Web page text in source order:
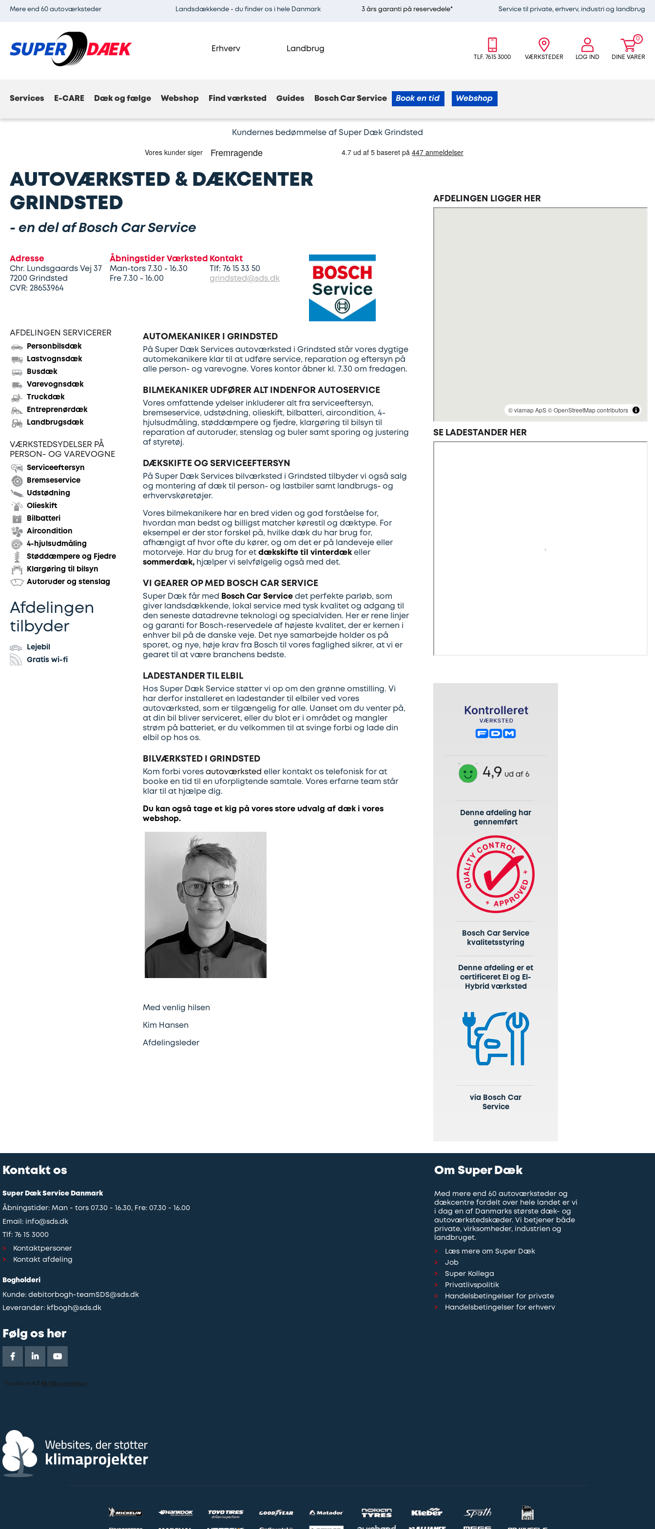
Mere end 60 autoværksteder Landsdækkende - du finder os i hele Danmark 3 års garanti på reservedele* Service til private, erhverv, industri og landbrug
TLF. 7615 3000 VÆRKSTEDER LOG IND
0
DINE VARER
Erhverv Landbrug
Services E-CARE Dæk og fælge Webshop Find værksted Guides Bosch Car Service Book en tid Webshop
Kundernes bedømmelse af Super Dæk Grindsted
AUTOVÆRKSTED & DÆKCENTER
GRINDSTED
- en del af Bosch Car Service
Adresse
Chr. Lundsgaards Vej 37
7200 Grindsted
CVR: 28653964
Åbningstider Værksted
Man-tors 7.30 - 16.30
Fre 7.30 - 16.00
Kontakt
Tlf: 76 15 33 50
grindsted@sds.dk
AFDELINGEN SERVICERER
Personbilsdæk
Lastvognsdæk
Busdæk
Varevognsdæk
Truckdæk
Entreprenørdæk
Landbrugsdæk
VÆRKSTEDSYDELSER PÅ
PERSON- OG VAREVOGNE
Serviceeftersyn
Bremseservice
Udstødning
Olieskift
Bilbatteri
Aircondition
4-hjulsudmåling
Støddæmpere og Fjedre
Klargøring til bilsyn
Autoruder og stenslag
Afdelingen
tilbyder
Lejebil
Gratis wi-fi
AUTOMEKANIKER I GRINDSTED
På Super Dæk Services autoværksted i Grindsted står vores dygtige
automekanikere klar til at udføre service, reparation og eftersyn på
alle person- og varevogne. Vores kontor åbner kl. 7.30 om fredagen.
BILMEKANIKER UDFØRER ALT INDENFOR AUTOSERVICE
Vores omfattende ydelser inkluderer alt fra serviceeftersyn,
bremseservice, udstødning, olieskift, bilbatteri, aircondition, 4-
hjulsudmåling, støddæmpere og fjedre, klargøring til bilsyn til
reparation af autoruder, stenslag og buler samt sporing og justering
af styretøj.
DÆKSKIFTE OG SERVICEEFTERSYN
På Super Dæk Services bilværksted i Grindsted tilbyder vi også salg
og montering af dæk til person- og lastbiler samt landbrugs- og
erhvervskøretøjer.
Vores bilmekanikere har en bred viden og god forståelse for,
hvordan man bedst og billigst matcher kørestil og dæktype. For
eksempel er der stor forskel på, hvilke dæk du har brug for,
afhængigt af hvor ofte du kører, og om det er på landeveje eller
motorveje. Har du brug for etdækskifte til vinterdæk eller
sommerdæk, hjælper vi selvfølgelig også med det.
VI GEARER OP MED BOSCH CAR SERVICE
Super Dæk får med Bosch Car Service det perfekte parløb, som
giver landsdækkende, lokal service med tysk kvalitet og adgang til
den seneste datadrevne teknologi og specialviden. Her er rene linjer
og garanti for Bosch-reservedele af højeste kvalitet, der er kernen i
enhver bil på de danske veje. Det nye samarbejde holder os på
sporet, og nye, høje krav fra Bosch til vores faglighed sikrer, at vi er
gearet til at være branchens bedste.
LADESTANDER TIL ELBIL
Hos Super Dæk Service støtter vi op om den grønne omstilling. Vi
har derfor installeret en ladestander til elbiler ved vores
autoværksted, som er tilgængelig for alle. Uanset om du venter på,
at din bil bliver serviceret, eller du blot er i området og mangler
strøm på batteriet, er du velkommen til at svinge forbi og lade din
elbil op hos os.
BILVÆRKSTED I GRINDSTED
Kom forbi voresautoværksted eller kontakt os telefonisk for at
booke en tid til en uforpligtende samtale. Vores erfarne team står
klar til at hjælpe dig.
Du kan også tage et kig på vores store udvalg af dæk i vores
webshop.
Med venlig hilsen
Kim Hansen
Afdelingsleder
Afdelingen ligger her
Se ladestander her
4,9 ud af 6
Denne afdeling har
gennemført
Bosch Car Service
kvalitetsstyring
Denne afdeling er et
certificeret El og El-
Hybrid værksted
via Bosch Car
Service
Kontakt os
Super Dæk Service Danmark
Åbningstider: Man - tors 07.30 - 16.30, Fre: 07.30 - 16.00
Email: info@sds.dk
Tlf: 76 15 3000
Kontaktpersoner
Kontakt afdeling
Bogholderi
Kunde: debitorbogh-teamSDS@sds.dk
Leverandør: kfbogh@sds.dk
Om Super Dæk
Med mere end 60 autoværksteder og
dækcentre fordelt over hele landet er vi
i dag en af Danmarks største dæk- og
autoværkstedskæder. Vi betjener både
private, virksomheder, industrien og
landbruget.
Læs mere om Super Dæk
Job
Super Kollega
Privatlivspolitik
Handelsbetingelser for private
Handelsbetingelser for erhverv
Følg os her